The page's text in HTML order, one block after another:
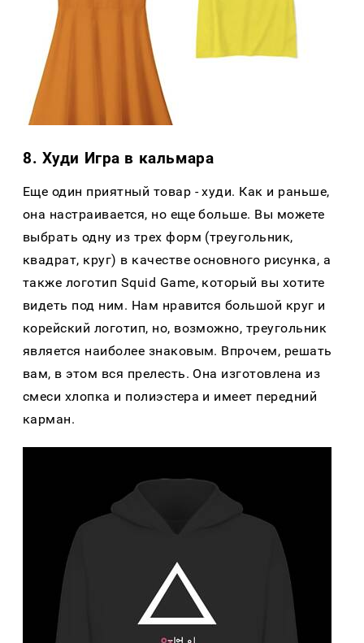
8. Худи Игра в кальмара
Еще один приятный товар - худи. Как и раньше,
она настраивается, но еще больше. Вы можете
выбрать одну из трех форм (треугольник,
квадрат, круг) в качестве основного рисунка, а
также логотип Squid Game, который вы хотите
видеть под ним. Нам нравится большой круг и
корейский логотип, но, возможно, треугольник
является наиболее знаковым. Впрочем, решать
вам, в этом вся прелесть. Она изготовлена из
смеси хлопка и полиэстера и имеет передний
карман.